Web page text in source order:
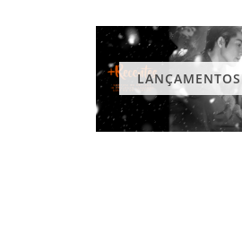
LANÇAMENTOS